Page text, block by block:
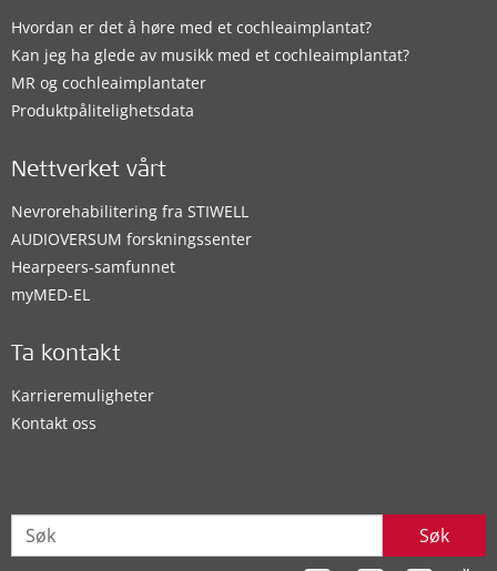
Hvordan er det å høre med et cochleaimplantat?
Kan jeg ha glede av musikk med et cochleaimplantat?
MR og cochleaimplantater
Produktpålitelighetsdata
Nettverket vårt
Nevrorehabilitering fra STIWELL
AUDIOVERSUM forskningssenter
Hearpeers-samfunnet
myMED‑EL
Ta kontakt
Karrieremuligheter
Kontakt oss
Søk